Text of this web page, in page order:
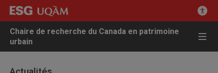
Chaire de recherche du Canada en patrimoine
urbain